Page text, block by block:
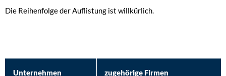
Die Reihenfolge der Auflistung ist willkürlich.
Unternehmen zugehörige Firmen